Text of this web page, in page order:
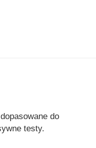
do
testy.